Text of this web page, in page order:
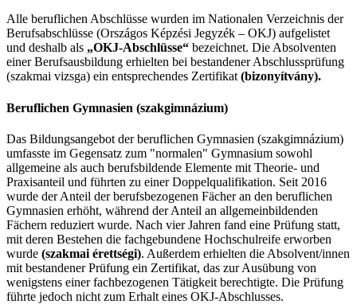
Alle beruflichen Abschlüsse wurden im Nationalen Verzeichnis der
Berufsabschlüsse (Országos Képzési Jegyzék – OKJ) aufgelistet
und deshalb als „OKJ-Abschlüsse“ bezeichnet. Die Absolventen
einer Berufsausbildung erhielten bei bestandener Abschlussprüfung
(szakmai vizsga) ein entsprechendes Zertifikat (bizonyítvány).
Beruflichen Gymnasien (szakgimnázium)
Das Bildungsangebot der beruflichen Gymnasien (szakgimnázium)
umfasste im Gegensatz zum "normalen" Gymnasium sowohl
allgemeine als auch berufsbildende Elemente mit Theorie- und
Praxisanteil und führten zu einer Doppelqualifikation. Seit 2016
wurde der Anteil der berufsbezogenen Fächer an den beruflichen
Gymnasien erhöht, während der Anteil an allgemeinbildenden
Fächern reduziert wurde. Nach vier Jahren fand eine Prüfung statt,
mit deren Bestehen die fachgebundene Hochschulreife erworben
wurde (szakmai érettségi). Außerdem erhielten die Absolvent/innen
mit bestandener Prüfung ein Zertifikat, das zur Ausübung von
wenigstens einer fachbezogenen Tätigkeit berechtigte. Die Prüfung
führte jedoch nicht zum Erhalt eines OKJ-Abschlusses.